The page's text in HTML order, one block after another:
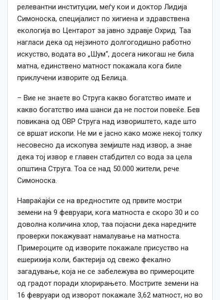
релевантни институции, меѓу кои и доктор Лидија
Симоноска, специјалист по хигиена и здравствена
екологија во Центарот за јавно здравје Охрид. Таа
нагласи дека од нејзиното долгогодишно работно
искуство, водата во „Шум“, досега никогаш не била
матна, единствено матност покажала кога биле
приклучени изворите од Белица.
– Вие не знаете во Струга какво богатство имате и
какво богатство има шанси да не постои повеќе. Бев
повикана од ОВР Струга над извориштето, каде што
се вршат ископи. Не ми е јасно како може некој толку
несовесно да ископува земјиште над извор, а знае
дека тој извор е главен стабдител со вода за цела
општина Струга. Тоа се над 50.000 жители, рече
Симоноска.
Навраќајќи се на вредностите од првите мостри
земени на 9 февруари, кога матноста е скоро 30 и со
доволна количина хлор, таа појасни дека наредните
проверки покажуваат намалување на матноста.
Примероците од изворите покажале присуство на
ешерихија коли, бактерија од свежо фекално
загадување, која не се забележува во примероците
од градот поради хлорирањето. Мострите земени на
16 февруари од изворот покажале 3,62 матност, но во